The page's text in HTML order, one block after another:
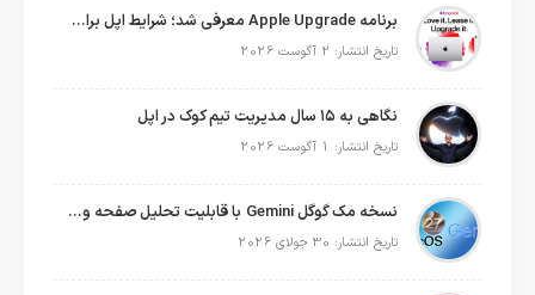
برنامه Apple Upgrade معرفی شد؛ شرایط اپل برای اجاره آیفون، آیپد، مک و اپل واچ
تاریخ انتشار: 2 آگوست 2026
نگاهی به ۱۵ سال مدیریت تیم کوک در اپل
تاریخ انتشار: 1 آگوست 2026
نسخه مک گوگل Gemini با قابلیت تحلیل صفحه و دستورات صوتی در به‌روزرسانی جدید
تاریخ انتشار: 30 جولای 2026